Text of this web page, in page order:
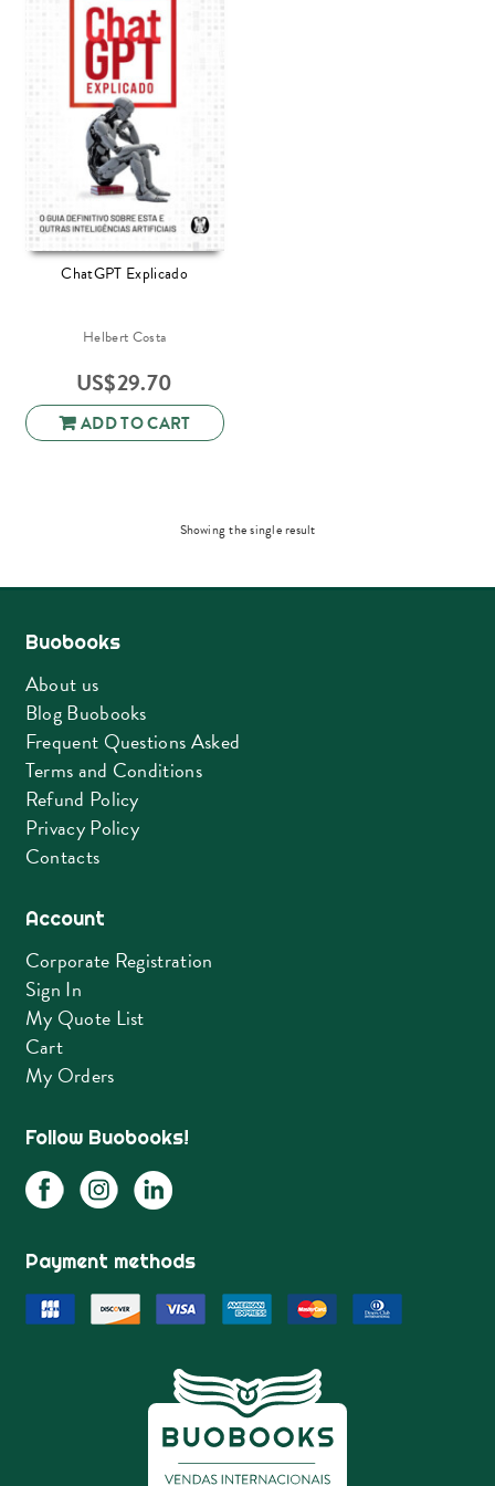
ChatGPT Explicado
Helbert Costa
US$29.70
ADD TO CART
Showing the single result
Buobooks
About us
Blog Buobooks
Frequent Questions Asked
Terms and Conditions
Refund Policy
Privacy Policy
Contacts
Account
Corporate Registration
Sign In
My Quote List
Cart
My Orders
Follow Buobooks!
Payment methods